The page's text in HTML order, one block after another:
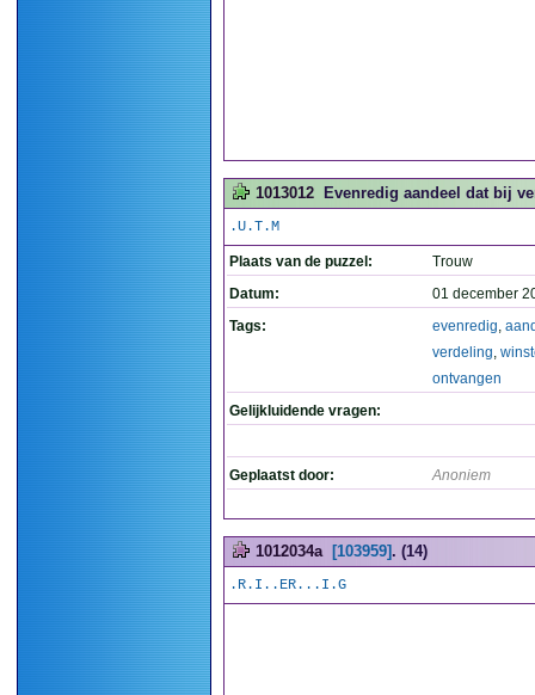
1013012 Evenredig aandeel dat bij
.U.T.M
Plaats van de puzzel:
Trouw
Datum:
01 december
Tags:
evenredig,
verdeling,
ontvangen
Gelijkluidende vragen:
Geplaatst door: Anoniem
1012034a [103959] . (14)
.R.I..ER...I.G